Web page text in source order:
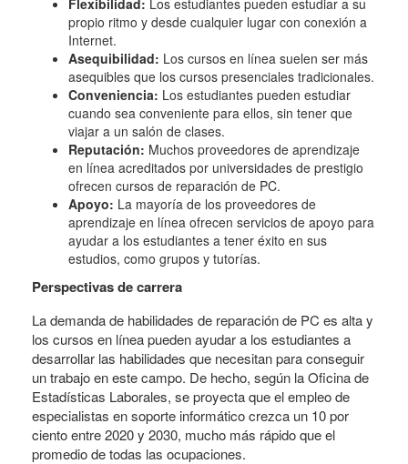
Flexibilidad: Los estudiantes pueden estudiar a su
propio ritmo y desde cualquier lugar con conexión a
Internet.
Asequibilidad: Los cursos en línea suelen ser más
asequibles que los cursos presenciales tradicionales.
Conveniencia: Los estudiantes pueden estudiar
cuando sea conveniente para ellos, sin tener que
viajar a un salón de clases.
Reputación: Muchos proveedores de aprendizaje
en línea acreditados por universidades de prestigio
ofrecen cursos de reparación de PC.
Apoyo: La mayoría de los proveedores de
aprendizaje en línea ofrecen servicios de apoyo para
ayudar a los estudiantes a tener éxito en sus
estudios, como grupos y tutorías.
Perspectivas de carrera
La demanda de habilidades de reparación de PC es alta y
los cursos en línea pueden ayudar a los estudiantes a
desarrollar las habilidades que necesitan para conseguir
un trabajo en este campo. De hecho, según la Oficina de
Estadísticas Laborales, se proyecta que el empleo de
especialistas en soporte informático crezca un 10 por
ciento entre 2020 y 2030, mucho más rápido que el
promedio de todas las ocupaciones.